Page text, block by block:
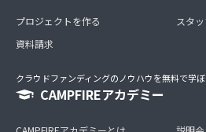
プロジェクトを作る
資料請求
スタ
クラウドファンディングのノウハウを無料で学ぼ
CAMPFIREアカデミー